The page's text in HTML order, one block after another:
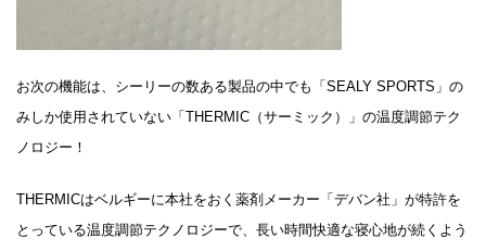
お次の機能は、シーリーの数ある製品の中でも「SEALY SPORTS」の
みしか使用されていない「THERMIC（サーミック）」の温度調節テク
ノロジー！
THERMICはベルギーに本社をおく薬剤メーカー「デバン社」が特許を
とっている温度調節テクノロジーで、長い時間快適な寝心地が続くよう